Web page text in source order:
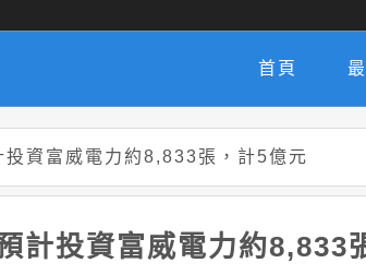
首頁
投資富威電力約8,833張，計5億元
計投資富威電力約8,833